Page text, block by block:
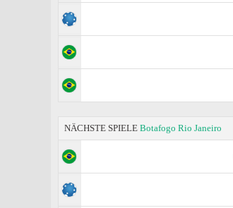
NÄCHSTE SPIELE Botafogo Rio Janeiro